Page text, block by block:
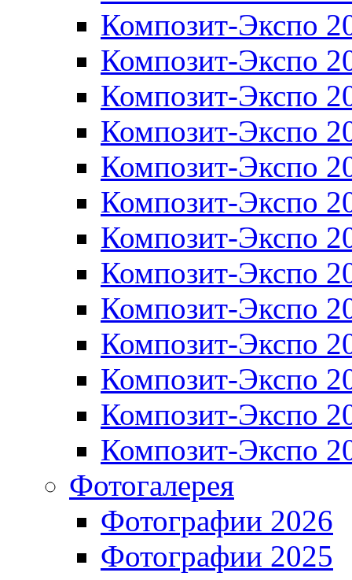
Композит-Экспо
Композит-Экспо
Композит-Экспо
Композит-Экспо
Композит-Экспо
Композит-Экспо
Композит-Экспо
Композит-Экспо
Композит-Экспо
Композит-Экспо
Композит-Экспо
Композит-Экспо
Композит-Экспо
Фотогалерея
Фотографии 2026
Фотографии 2025